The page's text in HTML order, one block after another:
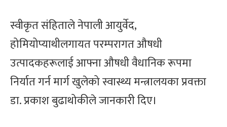
स्वीकृत संहिताले नेपाली आयुर्वेद,
होमियोप्याथीलगायत परम्परागत औषधी
उत्पादकहरूलाई आफ्ना औषधी वैधानिक रूपमा
निर्यात गर्न मार्ग खुलेको स्वास्थ्य मन्त्रालयका प्रवक्ता
डा. प्रकाश बुढाथोकीले जानकारी दिए।